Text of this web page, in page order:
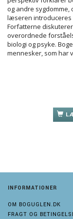
og andre sygdomme,
læseren introduceres
Forfatterne
overordnede
biologi og psyke.
mennesker, som har
INFORMATIONER
OM BOGUGLEN.DK
FRAGT OG